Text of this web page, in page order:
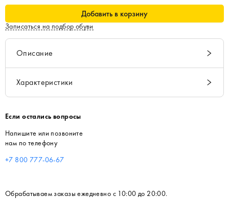
Добавить в корзину
Записаться на подбор обуви
Описание
Характеристики
Если остались вопросы
Напишите или позвоните
нам по телефону
+7 800 777-06-67
Обрабатываем заказы ежедневно с 10:00 до 20:00.